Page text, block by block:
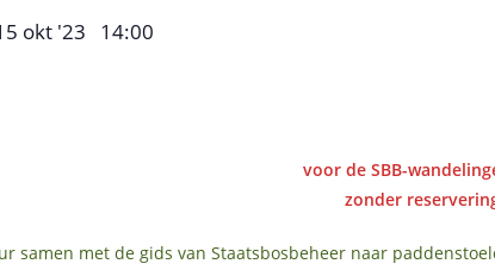
okt '23 14:00
voor de SBB-
zonder
samen met de gids van Staatsbosbeheer naar